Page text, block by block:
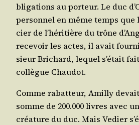
bli­ga­tions au por­teur. Le duc
per­son­nel en même temps
cier de l’hé­ri­tière du trône
rece­voir les actes, il avait
sieur Bri­chard, lequel s’é­tait
col­lègue Chaudot.
Comme rabat­teur, Amil­ly
somme de 200.000 livres avec
créa­ture du duc. Mais Vedier